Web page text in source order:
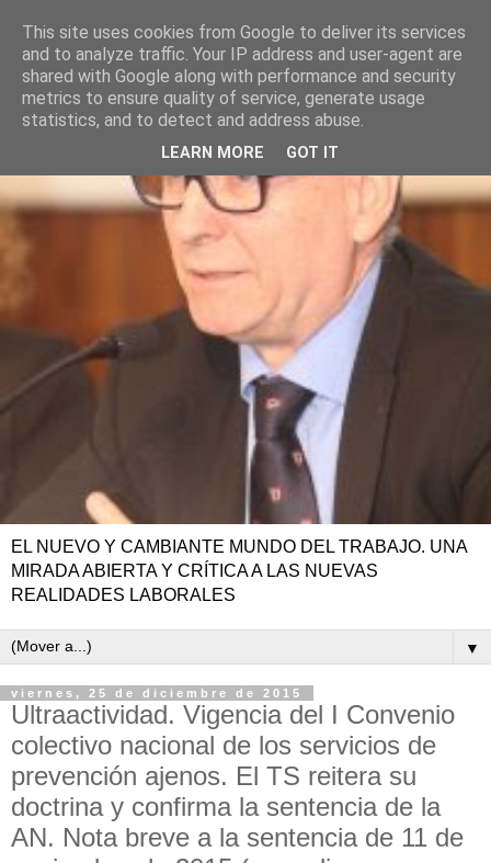
EL NUEVO Y CAMBIANTE MUNDO DEL TRABAJO. UNA
MIRADA ABIERTA Y CRÍTICA A LAS NUEVAS
REALIDADES LABORALES
▼
viernes, 25 de diciembre de 2015
Ultraactividad. Vigencia del I Convenio
colectivo nacional de los servicios de
prevención ajenos. El TS reitera su
doctrina y confirma la sentencia de la
AN. Nota breve a la sentencia de 11 de
This site uses cookies from Google to deliver its services
and to analyze traffic. Your IP address and user-agent are
shared with Google along with performance and security
metrics to ensure quality of service, generate usage
statistics, and to detect and address abuse.
LEARN MORE GOT IT